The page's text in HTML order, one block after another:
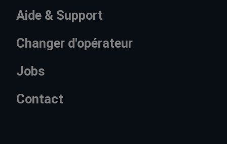
Aide & Support
Changer d'opérateur
Jobs
Contact